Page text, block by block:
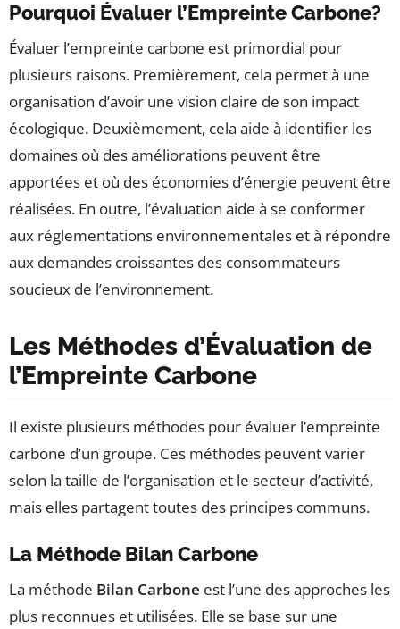
Pourquoi Évaluer l’Empreinte Carbone?
Évaluer l’empreinte carbone est primordial pour
plusieurs raisons. Premièrement, cela permet à une
organisation d’avoir une vision claire de son impact
écologique. Deuxièmement, cela aide à identifier les
domaines où des améliorations peuvent être
apportées et où des économies d’énergie peuvent être
réalisées. En outre, l’évaluation aide à se conformer
aux réglementations environnementales et à répondre
aux demandes croissantes des consommateurs
soucieux de l’environnement.
Les Méthodes d’Évaluation de
l’Empreinte Carbone
Il existe plusieurs méthodes pour évaluer l’empreinte
carbone d’un groupe. Ces méthodes peuvent varier
selon la taille de l’organisation et le secteur d’activité,
mais elles partagent toutes des principes communs.
La Méthode Bilan Carbone
La méthode Bilan Carbone est l’une des approches les
plus reconnues et utilisées. Elle se base sur une